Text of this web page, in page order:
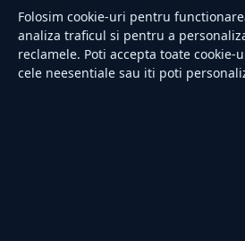
Sănătate
Utile
RUBRICI
Folosim cookie-uri pentru
analiza traficul si pentru a
reclamele. Poti accepta toate
cele neesentiale sau iti poti